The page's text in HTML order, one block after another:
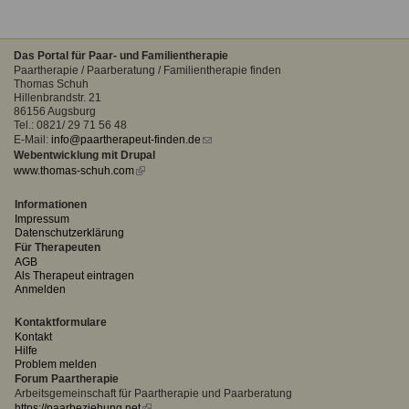
Das Portal für Paar- und Familientherapie
Paartherapie / Paarberatung / Familientherapie finden
Thomas Schuh
Hillenbrandstr. 21
86156 Augsburg
Tel.: 0821/ 29 71 56 48
E-Mail: info@paartherapeut-finden.de (link
Webentwicklung mit Drupal
www.thomas-schuh.com(link
Informationen
Impressum
Datenschutzerklärung
Für Therapeuten
AGB
Als Therapeut eintragen
Anmelden
Kontaktformulare
Kontakt
Hilfe
Problem melden
Forum Paartherapie
Arbeitsgemeinschaft für Paartherapie und Paarberatung